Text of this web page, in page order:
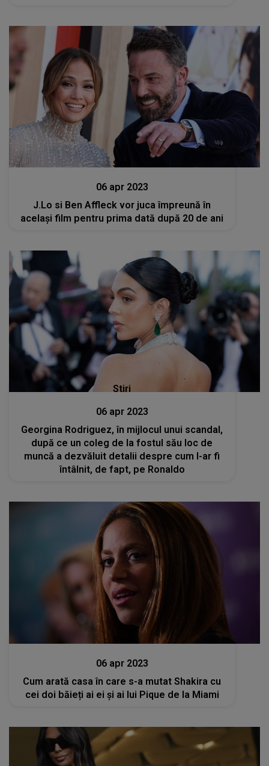
Stiri
06 apr 2023
J.Lo si Ben Affleck vor juca împreună în
același film pentru prima dată după 20 de ani
Stiri
06 apr 2023
Georgina Rodriguez, în mijlocul unui scandal,
după ce un coleg de la fostul său loc de
muncă a dezvăluit detalii despre cum l-ar fi
întâlnit, de fapt, pe Ronaldo
06 apr 2023
Cum arată casa în care s-a mutat Shakira cu
cei doi băieți ai ei și ai lui Pique de la Miami